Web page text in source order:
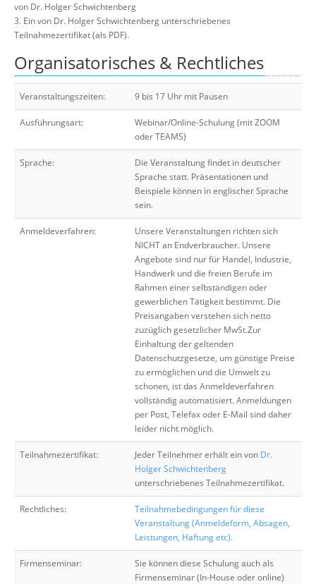
von Dr. Holger Schwichtenberg
3. Ein von Dr. Holger Schwichtenberg unterschriebenes
Teilnahmezertifikat (als PDF).
Organisatorisches & Rechtliches
Veranstaltungszeiten: 9 bis 17 Uhr mit Pausen
Ausführungsart:
Webinar/Online-Schulung (mit ZOOM
oder TEAMS)
Sprache:
Die Veranstaltung findet in deutscher
Sprache statt. Präsentationen und
Beispiele können in englischer Sprache
sein.
Anmeldeverfahren:
Unsere Veranstaltungen richten sich
NICHT an Endverbraucher. Unsere
Angebote sind nur für Handel, Industrie,
Handwerk und die freien Berufe im
Rahmen einer selbständigen oder
gewerblichen Tätigkeit bestimmt. Die
Preisangaben verstehen sich netto
zuzüglich gesetzlicher MwSt.Zur
Einhaltung der geltenden
Datenschutzgesetze, um günstige Preise
zu ermöglichen und die Umwelt zu
schonen, ist das Anmeldeverfahren
vollständig automatisiert. Anmeldungen
per Post, Telefax oder E-Mail sind daher
leider nicht möglich.
Teilnahmezertifikat: Jeder Teilnehmer erhält ein von Dr.
Holger Schwichtenberg
unterschriebenes Teilnahmezertifikat.
Rechtliches:
Teilnahmebedingungen für diese
Veranstaltung (Anmeldeform, Absagen,
Leistungen, Haftung etc).
Firmenseminar:
Sie können diese Schulung auch als
Firmenseminar (In-House oder online)